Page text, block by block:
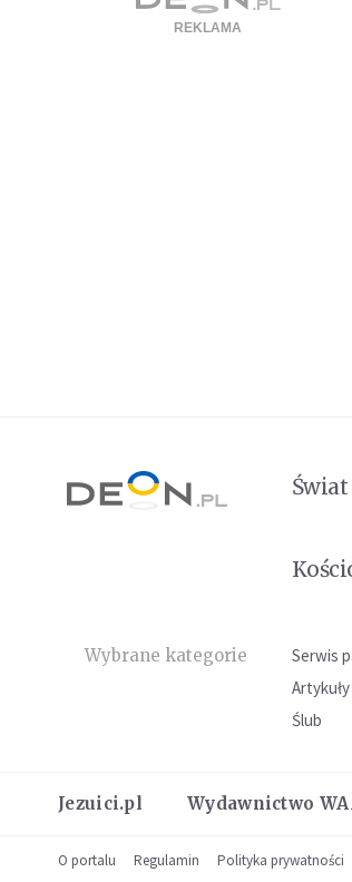
Świat
Wybrane kategorie Serwis
Ślub
Jezuici.pl Wydawnictwo
O portalu Regulamin Polityka prywatności